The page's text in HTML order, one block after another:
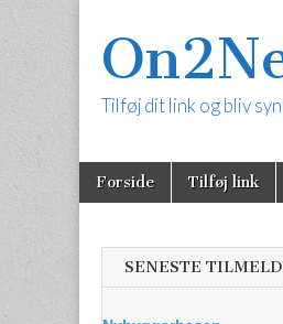
Tilføj dit link og bliv
Main
menu
Skip
Forside Tilføj link
SENESTE